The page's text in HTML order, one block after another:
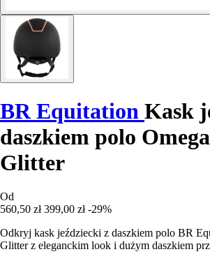
BR Equitation Kask
daszkiem polo
Glitter
Od
560,50 zł 399,00 zł -29%
Odkryj kask jeździecki z daszkiem polo BR
Glitter z eleganckim look i dużym daszkiem